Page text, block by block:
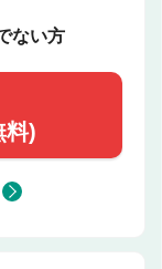
ない方
料)